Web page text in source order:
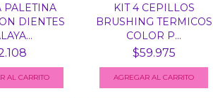
PALETINA
DIENTES
AL CARRITO
KIT 4 CEPILLOS
BRUSHING TERMICOS
COLOR P...
$59.975
AGREGAR AL CARRITO